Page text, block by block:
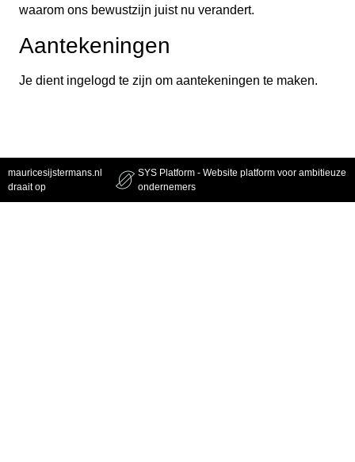
waarom ons bewustzijn juist nu verandert.
Aantekeningen
Je dient ingelogd te zijn om aantekeningen te maken.
mauricesijstermans.nl
draait op
SYS Platform - Website platform voor ambitieuze
ondernemers